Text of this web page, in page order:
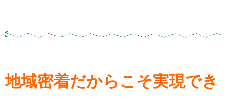
地域密着だからこそ実現でき